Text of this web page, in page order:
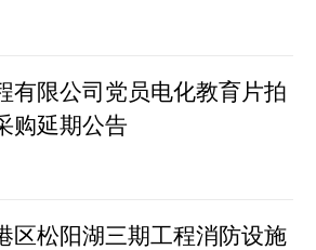
务招标公告
有限公司党员电化教育片拍
购延期公告
区松阳湖三期工程消防设施